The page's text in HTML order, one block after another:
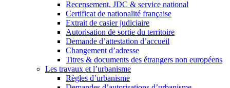
Recensement, JDC & service national
Certificat de nationalité française
Extrait de casier judiciaire
Autorisation de sortie du territoire
Demande d’attestation d’accueil
Changement d’adresse
Titres & documents des étrangers non européens
Les travaux et l’urbanisme
Règles d’urbanisme